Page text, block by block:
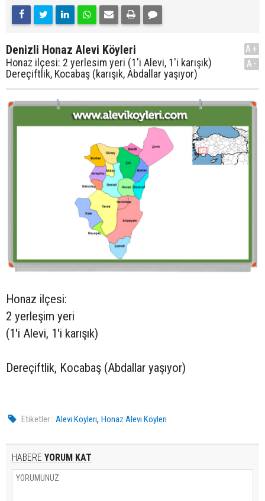
Denizli Honaz Alevi Köyleri
Honaz ilçesi: 2 yerlesim yeri (1'i Alevi, 1'i karışık)
Dereçiftlik, Kocabaş (karışık, Abdallar yaşıyor)
A+
A-
Honaz ilçesi:
2 yerleşim yeri
(1'i Alevi, 1'i karışık)
Dereçiftlik, Kocabaş (Abdallar yaşıyor)
Etiketler : Alevi Köyleri,Honaz Alevi Köyleri
HABERE YORUM KAT